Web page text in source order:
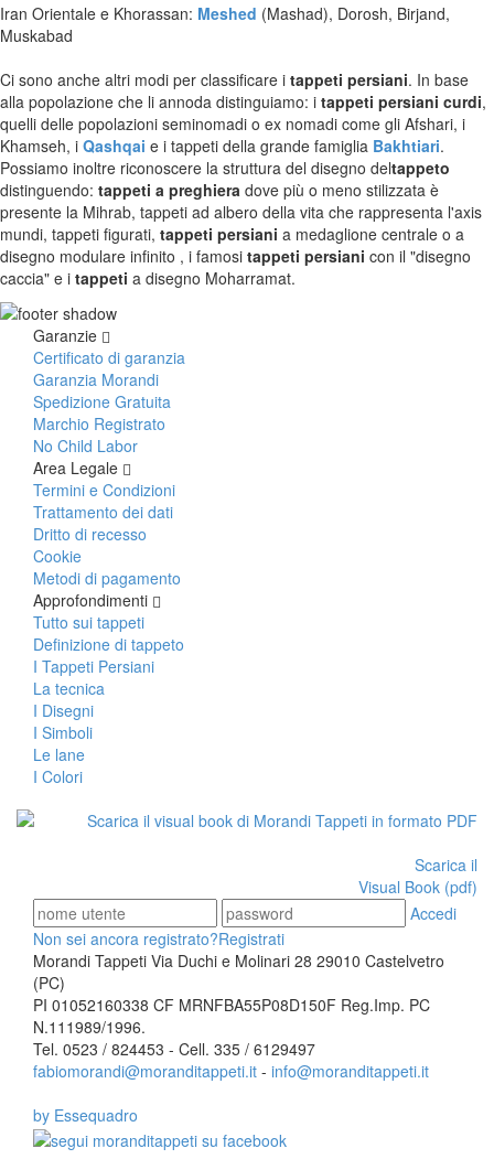
Iran Orientale e Khorassan: Meshed (Mashad), Dorosh, Birjand,
Muskabad
Ci sono anche altri modi per classificare i tappeti persiani. In base
alla popolazione che li annoda distinguiamo: i tappeti persiani curdi,
quelli delle popolazioni seminomadi o ex nomadi come gli Afshari, i
Khamseh, i Qashqai e i tappeti della grande famiglia Bakhtiari.
Possiamo inoltre riconoscere la struttura del disegno deltappeto
distinguendo: tappeti a preghiera dove più o meno stilizzata è
presente la Mihrab, tappeti ad albero della vita che rappresenta l'axis
mundi, tappeti figurati, tappeti persiani a medaglione centrale o a
disegno modulare infinito , i famosi tappeti persiani con il "disegno
caccia" e i tappeti a disegno Moharramat.
Garanzie
Certificato di garanzia
Garanzia Morandi
Spedizione Gratuita
Marchio Registrato
No Child Labor
Area Legale
Termini e Condizioni
Trattamento dei dati
Dritto di recesso
Cookie
Metodi di pagamento
Approfondimenti
Tutto sui tappeti
Definizione di tappeto
I Tappeti Persiani
La tecnica
I Disegni
I Simboli
Le lane
I Colori
Scarica il
Visual Book (pdf)
Accedi
Non sei ancora registrato?Registrati
Morandi Tappeti Via Duchi e Molinari 28 29010 Castelvetro
(PC)
PI 01052160338 CF MRNFBA55P08D150F Reg.Imp. PC
N.111989/1996.
Tel. 0523 / 824453 - Cell. 335 / 6129497
fabiomorandi@moranditappeti.it - info@moranditappeti.it
by Essequadro